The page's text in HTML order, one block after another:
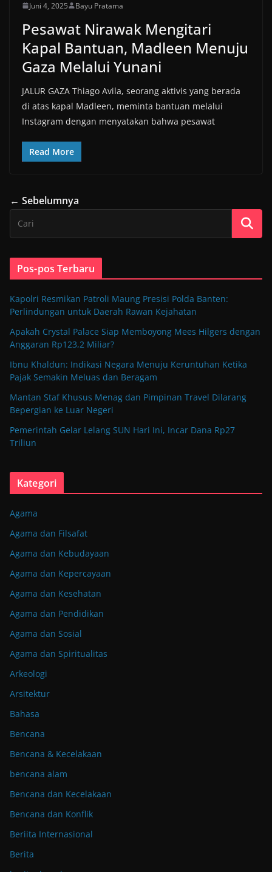
Juni 4, 2025 Bayu Pratama
Pesawat Nirawak Mengitari
Kapal Bantuan, Madleen Menuju
Gaza Melalui Yunani
JALUR GAZA Thiago Avila, seorang aktivis yang berada
di atas kapal Madleen, meminta bantuan melalui
Instagram dengan menyatakan bahwa pesawat
Read More
← Sebelumnya
Pos-pos Terbaru
Kapolri Resmikan Patroli Maung Presisi Polda Banten:
Perlindungan untuk Daerah Rawan Kejahatan
Apakah Crystal Palace Siap Memboyong Mees Hilgers dengan
Anggaran Rp123,2 Miliar?
Ibnu Khaldun: Indikasi Negara Menuju Keruntuhan Ketika
Pajak Semakin Meluas dan Beragam
Mantan Staf Khusus Menag dan Pimpinan Travel Dilarang
Bepergian ke Luar Negeri
Pemerintah Gelar Lelang SUN Hari Ini, Incar Dana Rp27
Triliun
Kategori
Agama
Agama dan Filsafat
Agama dan Kebudayaan
Agama dan Kepercayaan
Agama dan Kesehatan
Agama dan Pendidikan
Agama dan Sosial
Agama dan Spiritualitas
Arkeologi
Arsitektur
Bahasa
Bencana
Bencana & Kecelakaan
bencana alam
Bencana dan Kecelakaan
Bencana dan Konflik
Beriita Internasional
Berita